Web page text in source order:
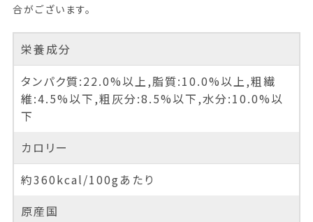
合がございます。
栄養成分
タンパク質:22.0%以上,脂質:10.0%以上,粗繊
維:4.5%以下,粗灰分:8.5%以下,水分:10.0%以
下
カロリー
約360kcal/100gあたり
原産国